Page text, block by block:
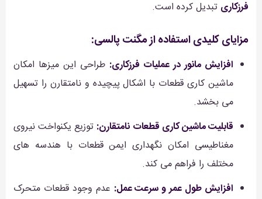
فرزکاری تبدیل کرده است.
مزایای کلیدی استفاده از مگنت پالسی:
افزایش مانور در عملیات فرزکاری: طراحی این میزها امکان
ماشین کاری قطعات با اشکال پیچیده و نامتقارن را تسهیل
می بخشد.
قابلیت ماشین کاری قطعات نامتقارن: توزیع یکنواخت نیروی
مغناطیسی امکان نگهداری ایمن قطعات با هندسه های
مختلف را فراهم می کند.
افزایش طول عمر و سرعت عمل: عدم وجود قطعات متحرک